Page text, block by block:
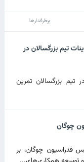
پرطرفدارها
تیم بزرگسالان در
تیم بزرگسالان تمرین
چوگان
فدراسیون چوگان، بر